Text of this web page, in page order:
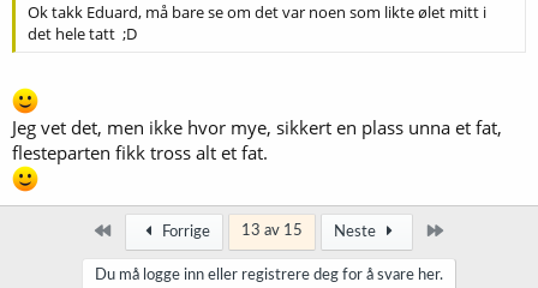
Ok takk Eduard, må bare se om det var noen som likte ølet mitt i
det hele tatt ;D
Jeg vet det, men ikke hvor mye, sikkert en plass unna et fat,
flesteparten fikk tross alt et fat.
Først Forrige 13 av 15 Neste
Du må logge inn eller registrere deg for å svare her.